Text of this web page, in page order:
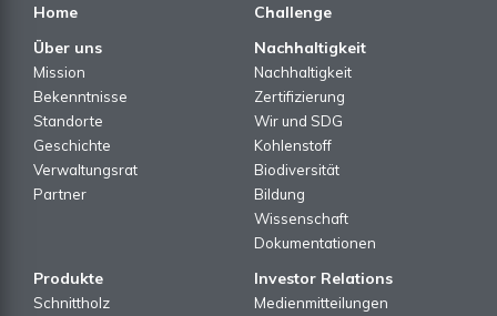
Home
Challenge
Über uns
Mission
Bekenntnisse
Standorte
Geschichte
Verwaltungsrat
Partner
Nachhaltigkeit
Nachhaltigkeit
Zertifizierung
Wir und SDG
Kohlenstoff
Biodiversität
Bildung
Wissenschaft
Dokumentationen
Produkte
Schnittholz
Investor Relations
Medienmitteilungen